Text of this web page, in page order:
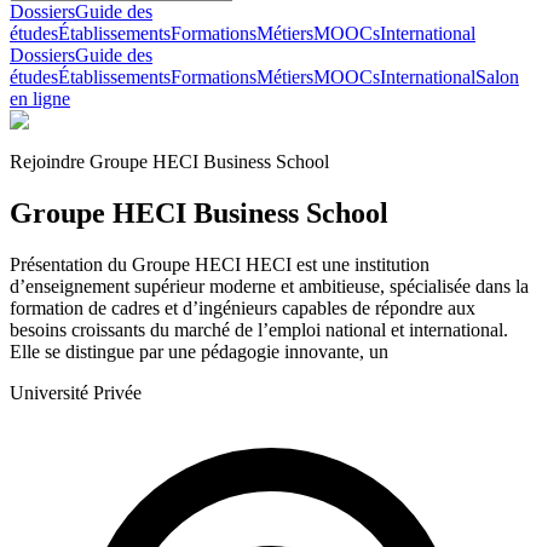
DossiersGuide des
étudesÉtablissementsFormationsMétiersMOOCsInternational
DossiersGuide des
étudesÉtablissementsFormationsMétiersMOOCsInternationalSalon
en ligne
Rejoindre Groupe HECI Business School
Groupe HECI Business School
Présentation du Groupe HECI HECI est une institution
d’enseignement supérieur moderne et ambitieuse, spécialisée dans la
formation de cadres et d’ingénieurs capables de répondre aux
besoins croissants du marché de l’emploi national et international.
Elle se distingue par une pédagogie innovante, un
Université Privée